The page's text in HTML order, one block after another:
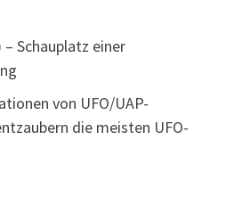
Schauplatz einer
von UFO/UAP-
die meisten UFO-